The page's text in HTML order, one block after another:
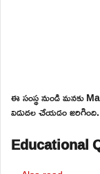
ఈ సంస్థ నుండి మనకు
విడుదల చేయడం జరిగింది.
Educational